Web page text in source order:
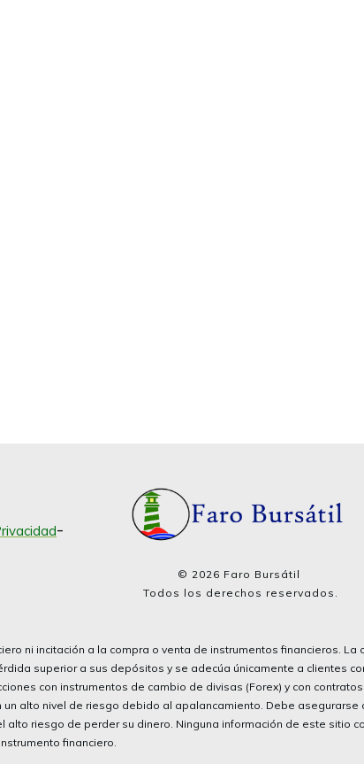
-
© 2026 Faro Bursátil
Todos los derechos reservados.
ni incitación a la compra o venta de instrumentos financieros. La
superior a sus depósitos y se adecúa únicamente a clientes
con instrumentos de cambio de divisas (Forex) y con
alto nivel de riesgo debido al apalancamiento. Debe
riesgo de perder su dinero. Ninguna información de este sitio
financiero.